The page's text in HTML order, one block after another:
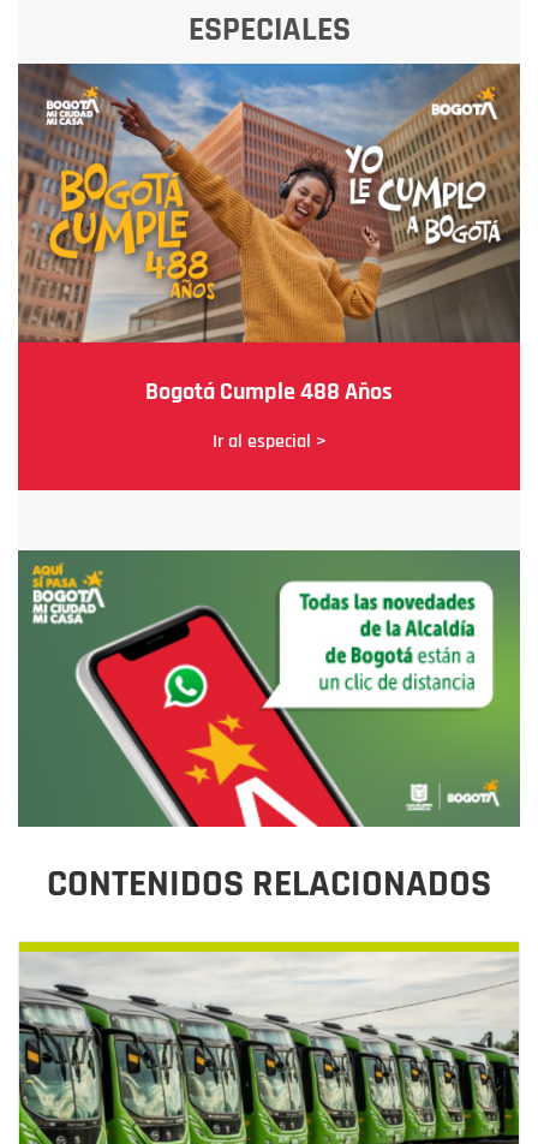
ESPECIALES
Bogotá Cumple 488 Años
Ir al especial >
CONTENIDOS RELACIONADOS